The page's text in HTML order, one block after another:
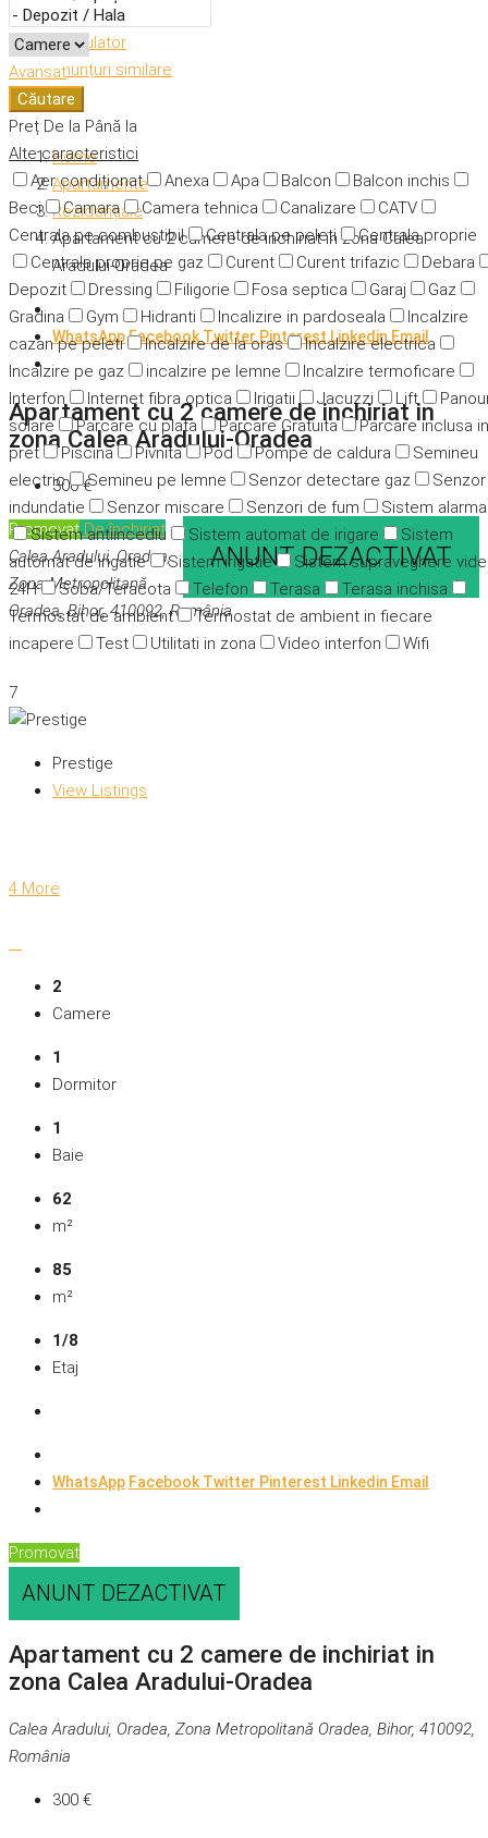
Avansat
Căutare
Preț De la Până la
Alte caracteristici
Aer condiționat
Anexa Apa Balcon
Balcon inchis
Beci
Camara Camera tehnica Canalizare
CATV
Centrala pe combustibil
Centrala pe peleti
Centrala proprie
Centrala proprie pe gaz
Curent Curent trifazic
Debara
Depozit
Dressing Filigorie Fosa septica Garaj
Gaz
Gradina
Gym Hidranti Incalizire in pardoseala
Incalzire
cazan pe peleti
Incalzire de la oras
Incalzire electrica
Incalzire pe gaz
incalzire pe lemne
Incalzire termoficare
Interfon
Internet fibra optica Irigatii Jacuzzi Lift
solare
Parcare cu plata Parcare Gratuita
Parcare inclusa in
pret
Piscina Pivnita Pod Pompe de caldura
Semineu
electric
Semineu pe lemne Senzor detectare gaz
Senzor
indundatie
Senzor miscare Senzori de fum
Sistem alarma
Sistem antiincediu
Sistem automat de irigare
Sistem
automat de irigatie
Sistem irigatie
Sistem supraveghere
24H
Soba/Teracota Telefon Terasa
Terasa inchisa
Termostat de ambient
Termostat de ambient in fiecare
incapere
Test Utilitati in zona Video interfon Wifi
Detalii
Calculator
Anunțuri similare
Home
Apartamente
Rezidențiale
Apartament cu 2 camere de inchiriat in zona Calea
Aradului-Oradea
WhatsAppFacebook Twitter Pinterest Linkedin Email
Apartament cu 2 camere de inchiriat in
zona Calea Aradului-Oradea
300 €
PromovatDe închiriat
ANUNT DEZACTIVAT
Calea Aradului, Oradea,
Zona Metropolitană
Oradea, Bihor, 410092, România
7
Prestige
View Listings
4 More
2
Camere
1
Dormitor
1
Baie
62
m²
85
m²
1/8
Etaj
WhatsApp FacebookTwitter Pinterest Linkedin Email
Promovat
ANUNT DEZACTIVAT
Apartament cu 2 camere de inchiriat in
zona Calea Aradului-Oradea
Calea Aradului, Oradea, Zona Metropolitană Oradea, Bihor, 410092,
România
300 €